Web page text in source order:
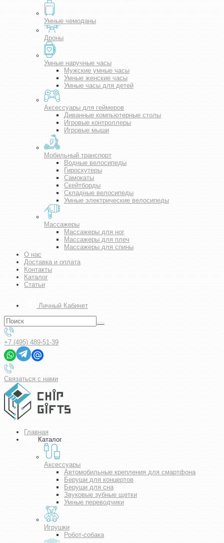
Умные чемоданы
Дроны
Умные наручные часы
Мужские умные часы
Умные женские часы
Умные часы для детей
Аксессуары для геймеров
Диванные компьютерные столы
Игровые контроллеры
Игровые мыши
Мобильный транспорт
Водные велосипеды
Гироскутеры
Самокаты
Скейтборды
Складные велосипеды
Умные электрические велосипеды
Массажеры
Массажеры для ног
Массажеры для плеч
Массажеры для спины
О нас
Доставка и оплата
Контакты
Каталог
Статьи
Личный Кабинет
+7 (495) 489-51-39
Связаться с нами
Главная
Каталог
Аксессуары
Автомобильные крепления для смартфона
Беруши для концертов
Беруши для сна
Звуковые зубные щетки
Умные переводчики
Игрушки
Робот-собака